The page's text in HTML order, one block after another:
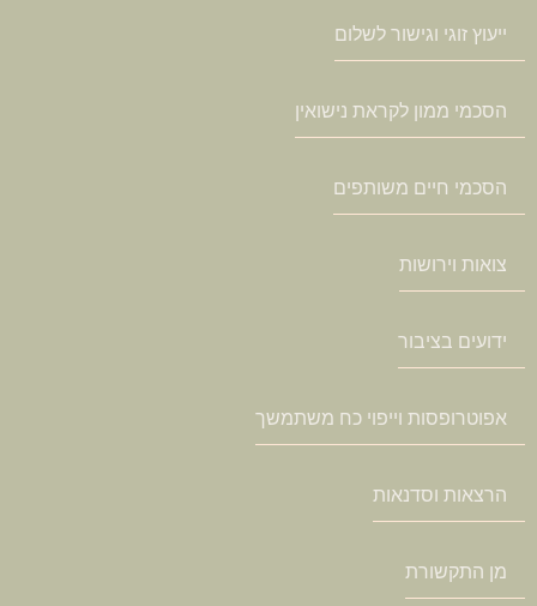
ייעוץ זוגי וגישור לשלום
הסכמי ממון לקראת נישואין
הסכמי חיים משותפים
צואות וירושות
ידועים בציבור
אפוטרופסות וייפוי כח משתמשך
הרצאות וסדנאות
מן התקשורת